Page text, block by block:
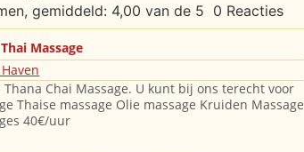
0 Reacties
Massage
Thana Chai Massage. U kunt bij ons terecht voor
Thaise massage Olie massage Kruiden Massage
40€/uur